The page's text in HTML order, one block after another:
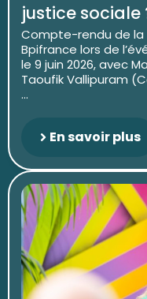
justice sociale
Compte-rendu de
Bpifrance lors de
le 9 juin 2026, avec
Taoufik Vallipuram
...
En savoir plus